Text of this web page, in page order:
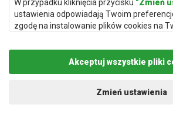
W przypadku kliknięcia przycisku "Zmień
ustawienia odpowiadają Twoim
zgodę na instalowanie plików cookies na
"Zapisz i zaakceptuj".
Podstawą przetwarzania danych
administratora danych osobowych (Rugito
Akceptuj wszystkie pliki
Zmień ustawienia
maszynowego.
8.7.2. W przypadku odstąpienia od
Produktu – treści cyfrowej lub usługi
usługi cyfrowej i udostępniania ich osobom
od umowy, które obowiązany jest ponieść